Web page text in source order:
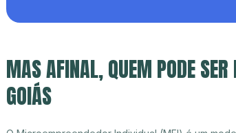
MAS AFINAL, QUEM PODE
GOIÁS